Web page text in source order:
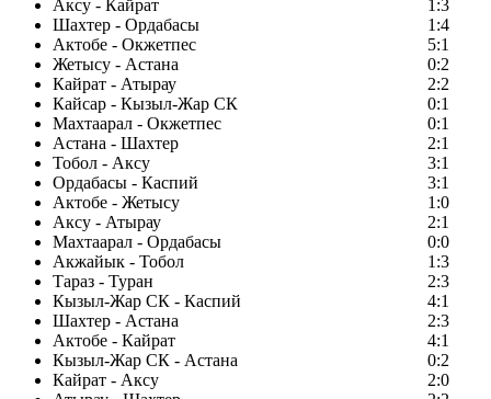
Аксу - Кайрат
1:3
Шахтер - Ордабасы
1:4
Актобе - Окжетпес
5:1
Жетысу - Астана
0:2
Кайрат - Атырау
2:2
Кайсар - Кызыл-Жар СК
0:1
Махтаарал - Окжетпес
0:1
Астана - Шахтер
2:1
Тобол - Аксу
3:1
Ордабасы - Каспий
3:1
Актобе - Жетысу
1:0
Аксу - Атырау
2:1
Махтаарал - Ордабасы
0:0
Акжайык - Тобол
1:3
Тараз - Туран
2:3
Кызыл-Жар СК - Каспий
4:1
Шахтер - Астана
2:3
Актобе - Кайрат
4:1
Кызыл-Жар СК - Астана
0:2
Кайрат - Аксу
2:0